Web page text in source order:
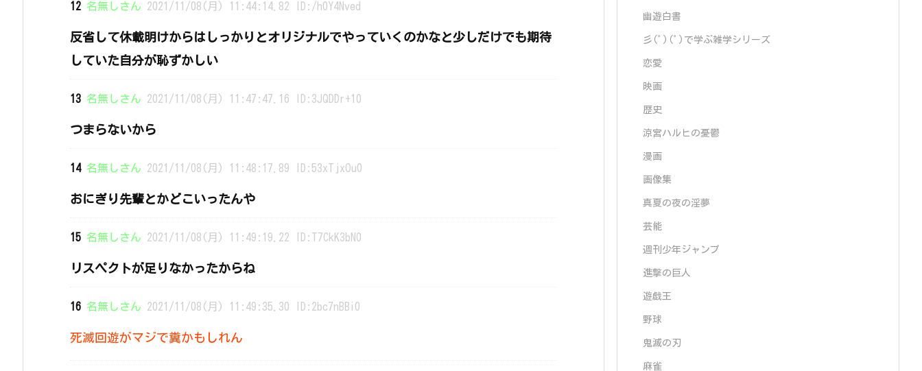
12 名無しさん 2021/11/08(月) 11:44:14.82 ID:/h0Y4Nved
反省して休載明けからはしっかりとオリジナルでやっていくのかなと少しだけでも期待
していた自分が恥ずかしい
13 名無しさん 2021/11/08(月) 11:47:47.16 ID:3JQDDr+10
つまらないから
14 名無しさん 2021/11/08(月) 11:48:17.89 ID:53xTjxOu0
おにぎり先輩とかどこいったんや
15 名無しさん 2021/11/08(月) 11:49:19.22 ID:T7CkK3bN0
リスペクトが足りなかったからね
16 名無しさん 2021/11/08(月) 11:49:35.30 ID:2bc7nBBi0
死滅回遊がマジで糞かもしれん
幽遊白書
彡(ﾟ)(ﾟ)で学ぶ雑学シリーズ
恋愛
映画
歴史
涼宮ハルヒの憂鬱
漫画
画像集
真夏の夜の淫夢
芸能
週刊少年ジャンプ
進撃の巨人
遊戯王
野球
鬼滅の刃
麻雀